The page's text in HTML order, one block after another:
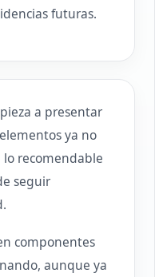
futuras.
a presentar
ya no
recomendable
seguir
componentes
aunque ya